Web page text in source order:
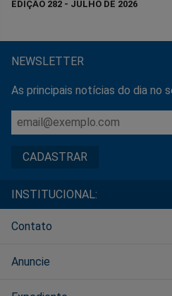
EDIÇÃO 282 - JULHO DE 2026
NEWSLETTER
As principais notícias do dia no
INSTITUCIONAL:
Contato
Anuncie